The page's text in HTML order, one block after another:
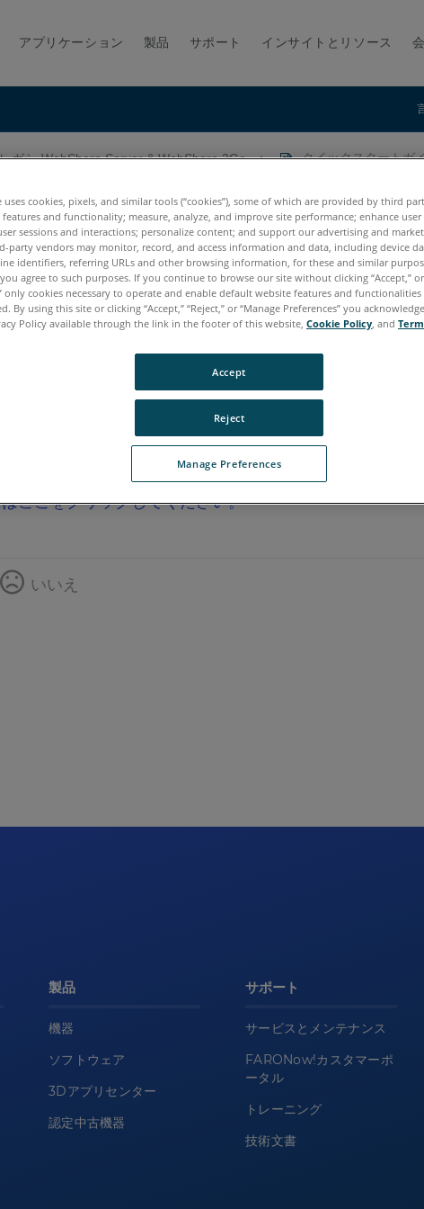
アプリケーション 製品 サポート インサイトとリソース
レガシ-WebShare Server & WebShare 2Go クイックスタートガ
WebShare 2Go
および Webshare 2Go
ここをクリックしてください。
いいえ
製品
機器
ソフトウェア
3Dアプリセンター
認定中古機器
サポート
サービスとメンテナンス
FARONow!カスタマーポ
ータル
トレーニング
技術文書
uses cookies, pixels, and similar tools (“cookies”), some of which are provided by third
and functionality; measure, analyze, and improve site performance; enhance user
sessions and interactions; personalize content; and support our advertising and
party vendors may monitor, record, and access information and data, including device
identifiers, referring URLs and other browsing information, for these and similar
agree to such purposes. If you continue to browse our site without clicking “Accept,”
only cookies necessary to operate and enable default website features and
By using this site or clicking “Accept,” “Reject,” or “Manage Preferences” you
Policy available through the link in the footer of this website, Cookie Policy, and
Manage Preferences
Reject
Accept